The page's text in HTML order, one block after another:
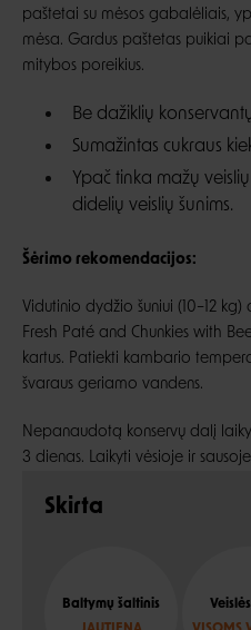
paštetai su mėsos gabalėliais,
mėsa. Gardus paštetas puikiai
mitybos poreikius.
Be dažiklių
Sumažintas cukraus
Ypač tinka mažų
didelių veislių šunims.
Šėrimo rekomendacijos:
Vidutinio dydžio šuniui (10–12
Fresh Paté and Chunkies with
kartus. Patiekti kambario
švaraus geriamo vandens.
Nepanaudotą konservų dalį
3 dienas. Laikyti vėsioje ir
Skirta
Baltymų šaltinis